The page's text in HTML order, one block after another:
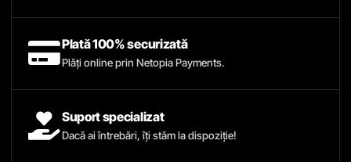
Plată 100% securizată
Plăți online prin Netopia Payments.
Suport specializat
Dacă ai întrebări, îți stăm la dispoziție!